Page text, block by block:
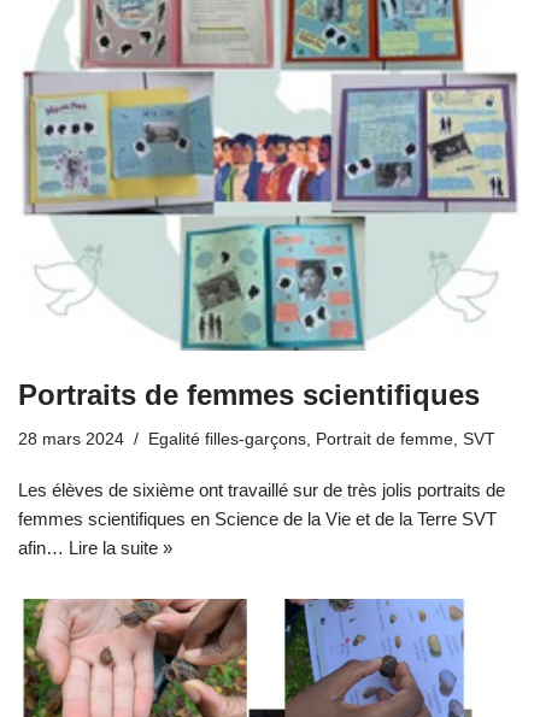
Portraits de femmes scientifiques
28 mars 2024 Egalité filles-garçons, Portrait de femme, SVT
Les élèves de sixième ont travaillé sur de très jolis portraits de
femmes scientifiques en Science de la Vie et de la Terre SVT
afin… Lire la suite »